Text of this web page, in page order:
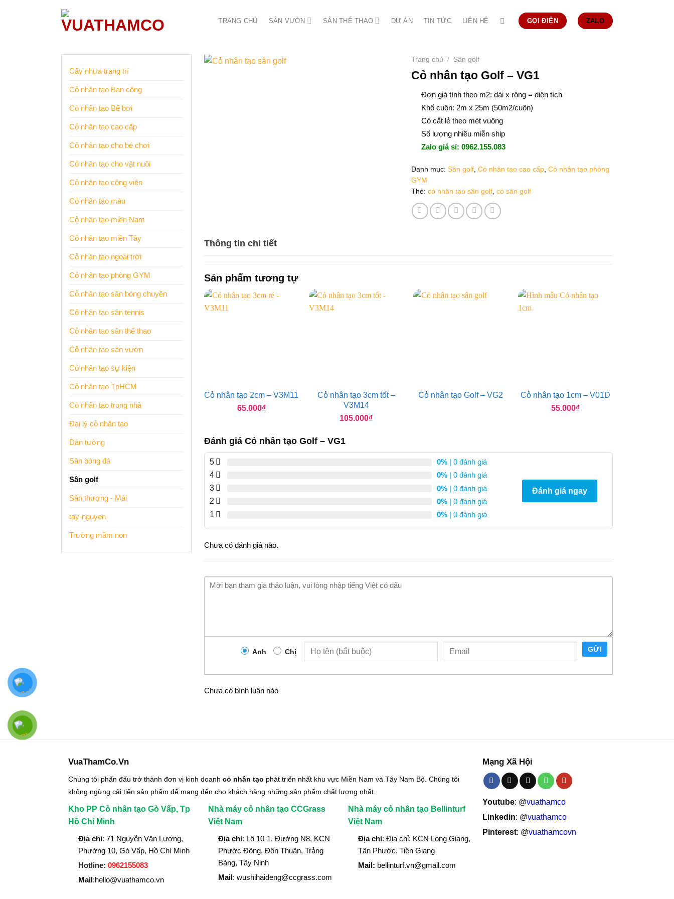
TRANG CHỦ SÂN VƯỜN SÂN THỂ THAO DỰ ÁN TIN TỨC LIÊN HỆ GỌI ĐIỆN ZALO
Cây nhựa trang trí
Cỏ nhân tạo Ban công
Cỏ nhân tạo Bể bơi
Cỏ nhân tạo cao cấp
Cỏ nhân tạo cho bé chơi
Cỏ nhân tạo cho vật nuôi
Cỏ nhân tạo công viên
Cỏ nhân tạo màu
Cỏ nhân tạo miền Nam
Cỏ nhân tạo miền Tây
Cỏ nhân tạo ngoài trời
Cỏ nhân tạo phòng GYM
Cỏ nhân tạo sân bóng chuyền
Cỏ nhân tạo sân tennis
Cỏ nhân tạo sân thể thao
Cỏ nhân tạo sân vườn
Cỏ nhân tạo sự kiện
Cỏ nhân tạo TpHCM
Cỏ nhân tạo trong nhà
Đại lý cỏ nhân tạo
Dán tường
Sân bóng đá
Sân golf
Sân thượng - Mái
tay-nguyen
Trường mầm non
Trang chủ / Sân golf
Cỏ nhân tạo Golf – VG1
Đơn giá tính theo m2: dài x rộng = diện tích
Khổ cuộn: 2m x 25m (50m2/cuộn)
Có cắt lẻ theo mét vuông
Số lượng nhiều miễn ship
Zalo giá sỉ: 0962.155.083
Danh mục: Sân golf, Cỏ nhân tạo cao cấp, Cỏ nhân tạo phòng
GYM
Thẻ: cỏ nhân tạo sân golf, cỏ sân golf
Thông tin chi tiết
Sản phẩm tương tự
Cỏ nhân tạo 2cm – V3M11
65.000₫
Cỏ nhân tạo 3cm tốt –
V3M14
105.000₫
Cỏ nhân tạo Golf – VG2
Cỏ nhân tạo 1cm – V01D
55.000₫
Đánh giá Cỏ nhân tạo Golf – VG1
5 0% | 0 đánh giá
4
0% | 0 đánh giá
3
0% | 0 đánh giá
2
0% | 0 đánh giá
1
0% | 0 đánh giá
Đánh giá ngay
Chưa có đánh giá nào.
Anh Chị GỬI
Chưa có bình luận nào
VuaThamCo.Vn
Chúng tôi phấn đấu trở thành đơn vị kinh doanh cỏ nhân tạo phát triển nhất khu vực Miền Nam và Tây Nam Bộ. Chúng tôi
không ngừng cải tiến sản phẩm để mang đến cho khách hàng những sản phẩm chất lượng nhất.
Kho PP Cỏ nhân tạo Gò Vấp, Tp
Hồ Chí Minh
Địa chỉ: 71 Nguyễn Văn Lượng,
Phường 10, Gò Vấp, Hồ Chí Minh
Hotline: 0962155083
Mail:hello@vuathamco.vn
Nhà máy cỏ nhân tạo CCGrass
Việt Nam
Địa chỉ: Lô 10-1, Đường N8, KCN
Phước Đông, Đôn Thuận, Trảng
Bàng, Tây Ninh
Mail: wushihaideng@ccgrass.com
Nhà máy cỏ nhân tạo Bellinturf
Việt Nam
Địa chỉ: Địa chỉ: KCN Long Giang,
Tân Phước, Tiền Giang
Mail: bellinturf.vn@gmail.com
Mạng Xã Hội
Youtube: @vuathamco
Linkedin: @vuathamco
Pinterest: @vuathamcovn